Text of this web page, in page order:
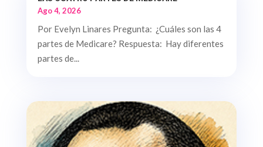
Ago 4, 2026
Por Evelyn Linares Pregunta: ¿Cuáles son las 4
partes de Medicare? Respuesta: Hay diferentes
partes de...